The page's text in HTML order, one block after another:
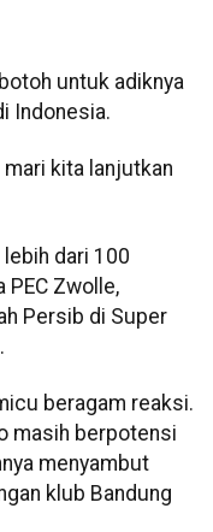
untuk adiknya
Indonesia.
mari kita lanjutkan
lebih dari 100
PEC Zwolle,
Persib di Super
beragam reaksi.
masih berpotensi
menyambut
klub Bandung